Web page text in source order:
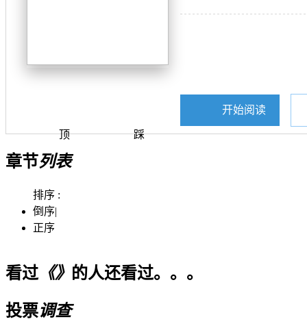
顶 踩
开始阅读
章节列表
排序 :
倒序|
正序
看过《》 的人还看过。。。
投票调查